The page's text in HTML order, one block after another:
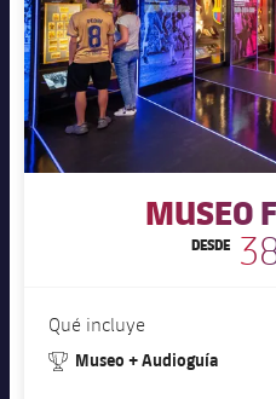
MUSEO
DESDE
Qué incluye
#trophy
Museo + Audioguía